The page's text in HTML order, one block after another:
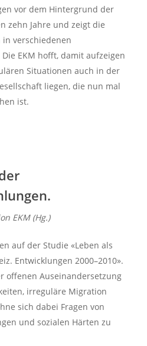
vor dem Hintergrund der
zehn Jahre und zeigt die
verschiedenen
EKM hofft, damit aufzeigen
Situationen auch in der
liegen, die nun mal
ist.
EKM (Hg.)
auf der Studie «Leben als
Entwicklungen 2000–2010».
offenen Auseinandersetzung
irreguläre Migration
sich dabei Fragen von
und sozialen Härten zu